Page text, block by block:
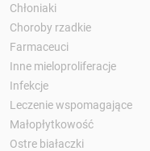
Chłoniaki
Choroby rzadkie
Farmaceuci
Inne mieloproliferacje
Infekcje
Leczenie wspomagające
Małopłytkowość
Ostre białaczki